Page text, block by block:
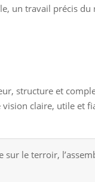
un travail précis
structure et
vision claire, utile et
sur le terroir,